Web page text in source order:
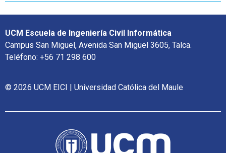
UCM Escuela de Ingeniería Civil Informática
Campus San Miguel, Avenida San Miguel 3605, Talca.
Teléfono: +56 71 298 600
© 2026 UCM EICI | Universidad Católica del Maule